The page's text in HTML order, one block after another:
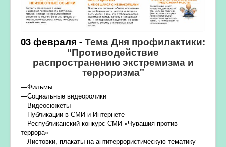
03 февраля - Тема Дня профилактики:
"Противодействие
распространению экстремизма и
терроризма"
—Фильмы
—Социальные видеоролики
—Видеосюжеты
—Публикации в СМИ и Интернете
—Республиканский конкурс СМИ «Чувашия против
террора»
—Листовки, плакаты на антитеррористическую тематику